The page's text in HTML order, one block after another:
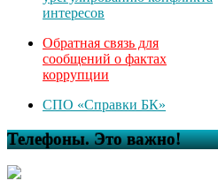
интересов
Обратная связь для
сообщений о фактах
коррупции
СПО «Справки БК»
Телефоны. Это важно!